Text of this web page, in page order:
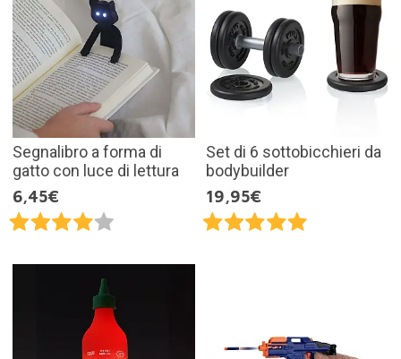
Segnalibro a forma di
gatto con luce di lettura
6,45€
Set di 6 sottobicchieri da
bodybuilder
19,95€